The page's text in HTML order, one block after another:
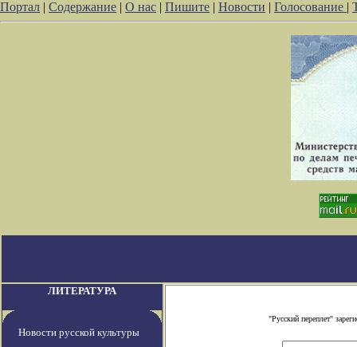
Портал | Содержание | О нас | Пишите | Новости | Голосование |
ЛИТЕРАТУРА
Новости русской культуры
"Русский переплет"